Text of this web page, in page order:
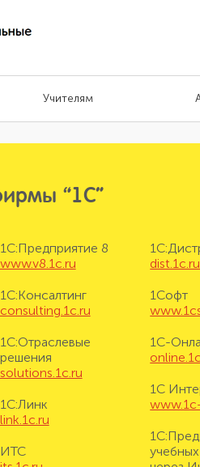
Учителям
“1С”
1С:Предприятие 8
www.v8.1c.ru
1С:Консалтинг
consulting.1c.ru
1С:Отраслевые
решения
solutions.1c.ru
1С:Линк
link.1c.ru
ИТС
dist.1c.ru
1Софт
1С-
1С